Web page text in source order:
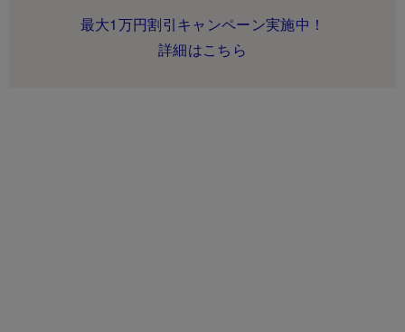
最大1万円割引キャンペーン実施中！
詳細はこちら